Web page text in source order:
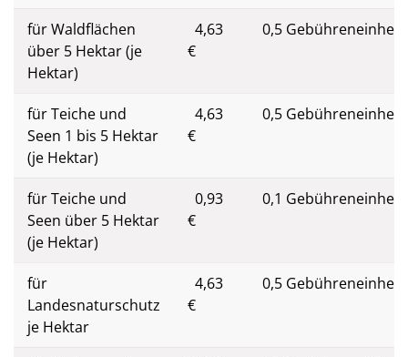
für Waldflächen
über 5 Hektar (je
Hektar)
4,63
€
0,5
für Teiche und
Seen 1 bis 5 Hektar
(je Hektar)
4,63
€
0,5
für Teiche und
Seen über 5 Hektar
(je Hektar)
0,93
€
0,1
für
Landesnaturschutz
je Hektar
4,63
€
0,5